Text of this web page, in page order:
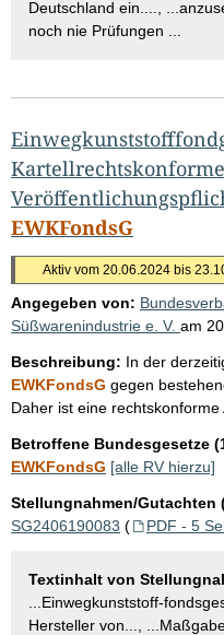
Deutschland ein....,
noch nie Prüfungen ...
EWKFondsG
Aktiv vom 20.06.2024 bis
Angegeben von:
Süßwarenindustrie e. V. am
Beschreibung: In der
EWKFondsG gegen
Daher ist eine rechtskonforme
Betroffene Bundesgesetze
EWKFondsG [alle RV hierzu]
Stellungnahmen/Gutachten
SG2406190083 ( PDF - 5
Textinhalt von
...Einwegkunststoff-
Hersteller von...,